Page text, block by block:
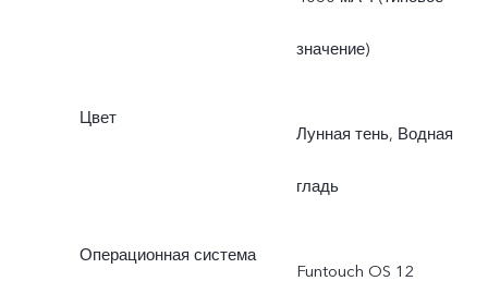
значение)
Цвет
Лунная тень, Водная
гладь
Операционная система
Funtouch OS 12